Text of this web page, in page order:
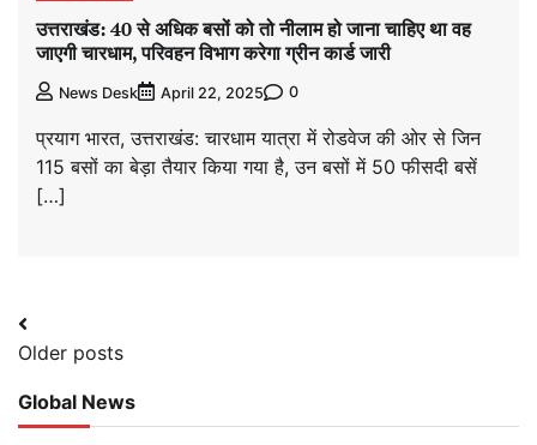
उत्तराखंड: 40 से अधिक बसों को तो नीलाम हो जाना चाहिए था वह
जाएगी चारधाम, परिवहन विभाग करेगा ग्रीन कार्ड जारी
News Desk April 22, 2025 0
प्रयाग भारत, उत्तराखंड: चारधाम यात्रा में रोडवेज की ओर से जिन
115 बसों का बेड़ा तैयार किया गया है, उन बसों में 50 फीसदी बसें
[…]
Posts
navigation
Older posts
Global News